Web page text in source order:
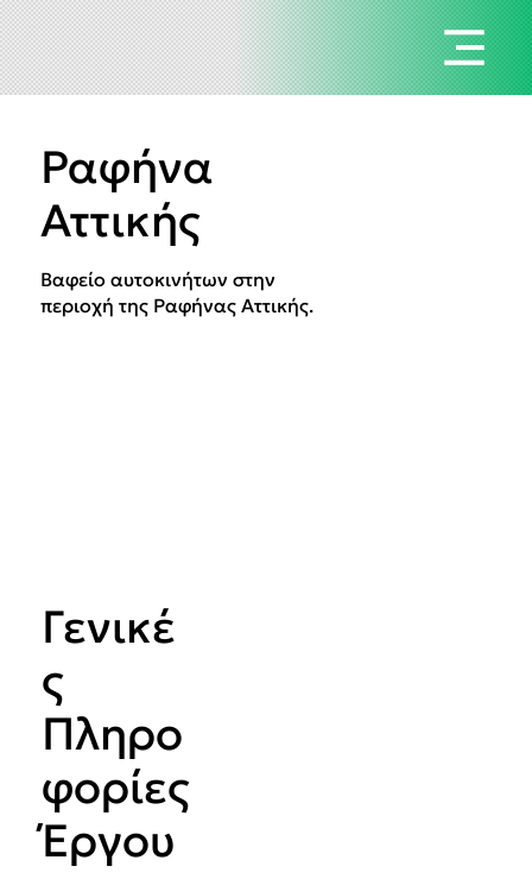
Ραφήνα
Αττικής
Βαφείο αυτοκινήτων στην
περιοχή της Ραφήνας Αττικής.
Γενικέ
ς
Πληρο
φορίες
Έργου